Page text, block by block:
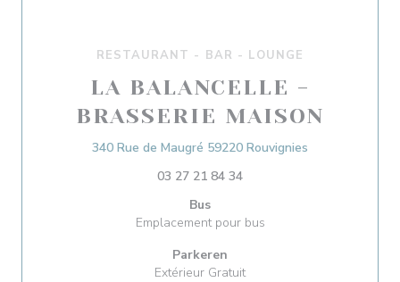
RESTAURANT - BAR - LOUNGE
LA BALANCELLE -
BRASSERIE MAISON
340 Rue de Maugré 59220 Rouvignies
03 27 21 84 34
Bus
Emplacement pour bus
Parkeren
Extérieur Gratuit